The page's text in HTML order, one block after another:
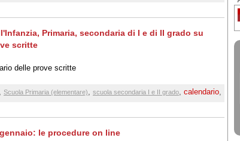
Primaria, secondaria di I e di II grado su
scritte
delle prove scritte
, Scuola Primaria (elementare), scuola secondaria I e II grado, calendario,
le procedure on line